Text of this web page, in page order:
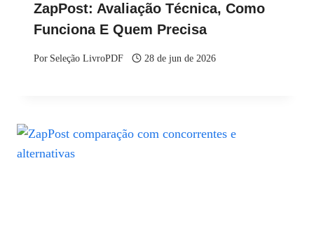
ZapPost: Avaliação Técnica, Como
Funciona E Quem Precisa
Por Seleção LivroPDF 28 de jun de 2026